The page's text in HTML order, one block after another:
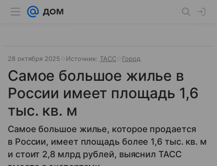
28 октября 2025 Источник: ТАСС Город
Самое большое жилье в
России имеет площадь 1,6
тыс. кв. м
Самое большое жилье, которое продается
в России, имеет площадь более 1,6 тыс. кв. м
и стоит 2,8 млрд рублей, выяснил ТАСС